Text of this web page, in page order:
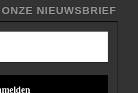
NIEUWSBRIEF